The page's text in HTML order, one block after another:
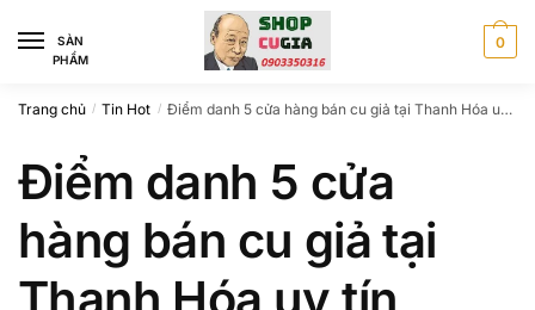
navigation
content
SÀN
PHẨM
0
Trang chủ / Tin Hot / Điểm danh 5 cửa hàng bán cu giả tại Thanh Hóa uy tín
Điểm danh 5 cửa
hàng bán cu giả tại